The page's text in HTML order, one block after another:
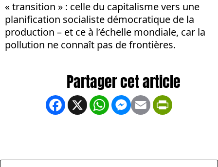
« transition » : celle du capitalisme vers une
planification socialiste démocratique de la
production – et ce à l’échelle mondiale, car la
pollution ne connaît pas de frontières.
Facebook
X WhatsApp
Messenger
Email